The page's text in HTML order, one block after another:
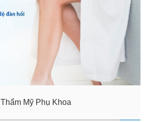
Thẩm Mỹ Phụ Khoa